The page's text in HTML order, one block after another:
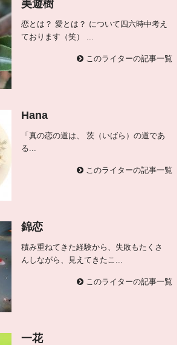
美遊樹
恋とは？ 愛とは？ について四六時中考え
ております（笑） ...
このライターの記事一覧
Hana
「真の恋の道は、 茨（いばら）の道であ
る...
このライターの記事一覧
錦恋
積み重ねてきた経験から、失敗もたくさ
んしながら、見えてきたこ...
このライターの記事一覧
一花